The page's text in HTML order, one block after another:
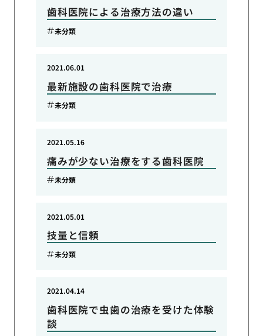
歯科医院による治療方法の違い
未分類
最新施設の歯科医院で治療
2021.06.01
未分類
痛みが少ない治療をする歯科医院
2021.05.16
未分類
技量と信頼
2021.05.01
未分類
歯科医院で虫歯の治療を受けた体験
談
2021.04.14